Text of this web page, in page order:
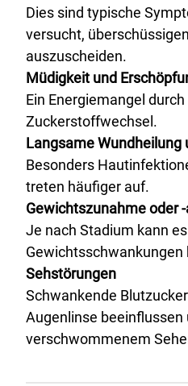
Dies sind typische
versucht,
auszuscheiden.
Müdigkeit und
Ein Energiemangel
Zuckerstoffwechsel.
Langsame Wundheilung
Besonders
treten häufiger auf.
Gewichtszunahme oder
Je nach Stadium kann
Gewichtsschwankungen
Sehstörungen
Schwankende
Augenlinse beeinflussen
verschwommenem